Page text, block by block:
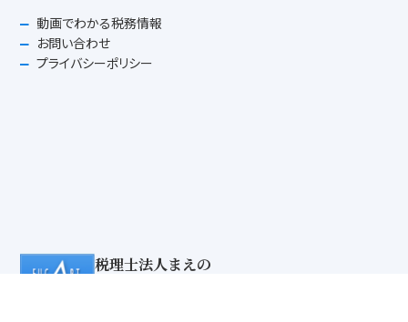
動画でわかる税務情報
お問い合わせ
プライバシーポリシー
税理士法人まえの